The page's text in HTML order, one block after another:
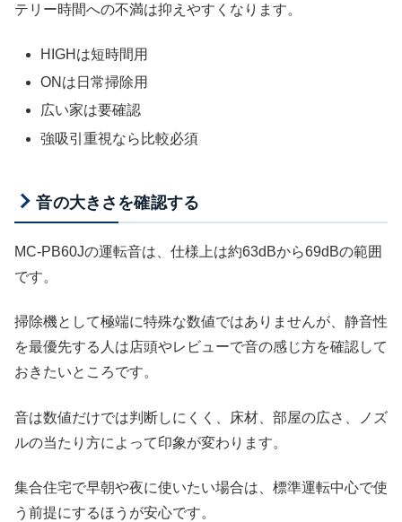
テリー時間への不満は抑えやすくなります。
HIGHは短時間用
ONは日常掃除用
広い家は要確認
強吸引重視なら比較必須
音の大きさを確認する
MC-PB60Jの運転音は、仕様上は約63dBから69dBの範囲
です。
掃除機として極端に特殊な数値ではありませんが、静音性
を最優先する人は店頭やレビューで音の感じ方を確認して
おきたいところです。
音は数値だけでは判断しにくく、床材、部屋の広さ、ノズ
ルの当たり方によって印象が変わります。
集合住宅で早朝や夜に使いたい場合は、標準運転中心で使
う前提にするほうが安心です。